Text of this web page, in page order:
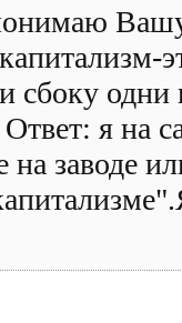
сбоку
я на
на заводе